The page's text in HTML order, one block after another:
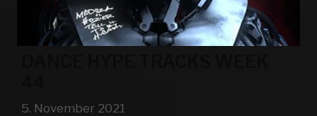
5. November 2021